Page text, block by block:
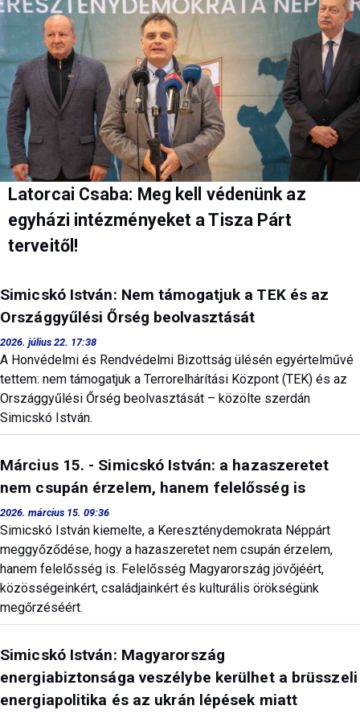
Latorcai Csaba: Meg kell védenünk az
egyházi intézményeket a Tisza Párt
terveitől!
Simicskó István: Nem támogatjuk a TEK és az
Országgyűlési Őrség beolvasztását
2026. július 22. 17:38
A Honvédelmi és Rendvédelmi Bizottság ülésén egyértelművé
tettem: nem támogatjuk a Terrorelhárítási Központ (TEK) és az
Országgyűlési Őrség beolvasztását – közölte szerdán
Simicskó István.
Március 15. - Simicskó István: a hazaszeretet
nem csupán érzelem, hanem felelősség is
2026. március 15. 09:36
Simicskó István kiemelte, a Kereszténydemokrata Néppárt
meggyőződése, hogy a hazaszeretet nem csupán érzelem,
hanem felelősség is. Felelősség Magyarország jövőjéért,
közösségeinkért, családjainkért és kulturális örökségünk
megőrzéséért.
Simicskó István: Magyarország
energiabiztonsága veszélybe kerülhet a brüsszeli
energiapolitika és az ukrán lépések miatt